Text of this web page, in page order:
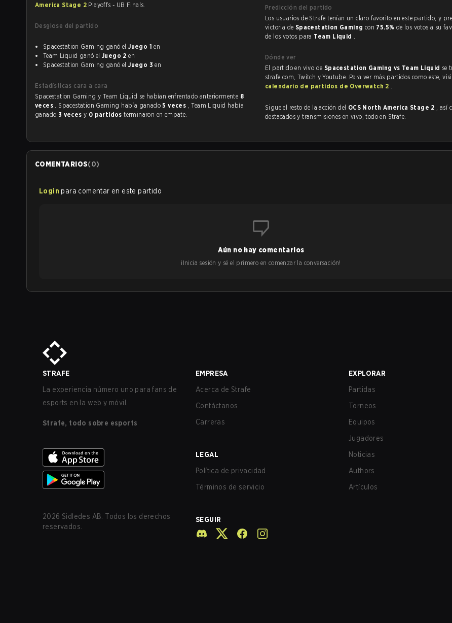
America Stage 2 Playoffs - UB Finals.
Desglose del partido
Spacestation Gaming ganó elJuego 1 en
Team Liquid ganó el Juego 2 en
Spacestation Gaming ganó elJuego 3 en
Estadísticas cara a cara
Spacestation Gaming y Team Liquid se habían enfrentado anteriormente 8
veces . Spacestation Gaming había ganado5 veces , Team Liquid había
ganado 3 veces y 0 partidosterminaron en empate.
Predicción del partido
Los usuarios de Strafe tenían un claro favorito en este partido, y predijeron la
victoria de Spacestation Gaming con 75.5% de los votos a su
de los votos para Team Liquid .
Dónde ver
El partido en vivo de Spacestation Gaming vs Team Liquid se
strafe.com, Twitch y Youtube. Para ver más partidos como este,
calendario de partidos de Overwatch 2 .
Sigue el resto de la acción del OCS North America Stage 2 , así
destacados y transmisiones en vivo, todo en Strafe.
COMENTARIOS(0)
Login para comentar en este partido
Aún no hay comentarios
¡Inicia sesión y sé el primero en comenzar la conversación!
STRAFE
La experiencia número uno para fans de
esports en la web y móvil.
Strafe, todo sobre esports
2026 Sidledes AB. Todos los derechos
reservados.
EMPRESA
Acerca de Strafe
Contáctanos
Carreras
LEGAL
Política de privacidad
Términos de servicio
SEGUIR
EXPLORAR
Partidas
Torneos
Equipos
Jugadores
Noticias
Authors
Artículos